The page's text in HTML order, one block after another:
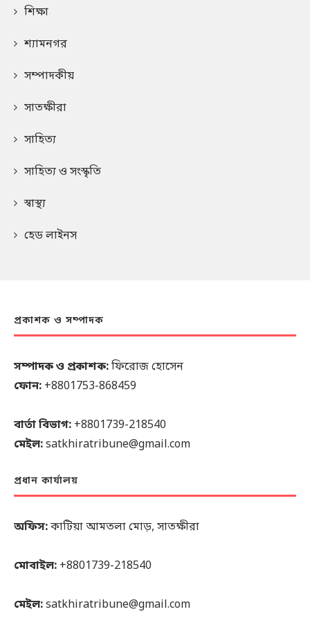
শিক্ষা
শ্যামনগর
সম্পাদকীয়
সাতক্ষীরা
সাহিত্য
সাহিত্য ও সংস্কৃতি
স্বাস্থ্য
হেড লাইনস
প্রকাশক ও সম্পাদক
সম্পাদক ও প্রকাশক:ফিরোজ হোসেন
ফোন: +8801753-868459
বার্তা বিভাগ: +8801739-218540
মেইল:satkhiratribune@gmail.com
প্রধান কার্যালয়
অফিস:কাটিয়া আমতলা মোড়, সাতক্ষীরা
মোবাইল: +8801739-218540
মেইল:satkhiratribune@gmail.com